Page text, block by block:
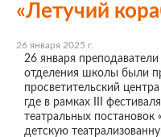
«Летучий
26 января 2025 г.
26 января
отделения школы были
просветительский
где в рамках III
театральных постановок
детскую